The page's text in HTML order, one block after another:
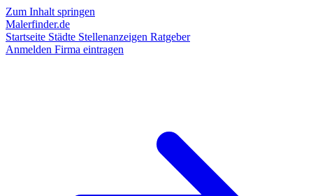
Zum Inhalt springen
Malerfinder.de
Startseite Städte Stellenanzeigen Ratgeber
Anmelden Firma eintragen